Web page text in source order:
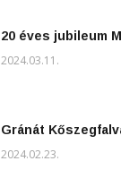
20 éves jubileum
2024.03.11.
Gránát
2024.02.23.